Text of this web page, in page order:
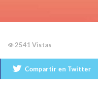
2541 Vistas
Compartir en Twitter